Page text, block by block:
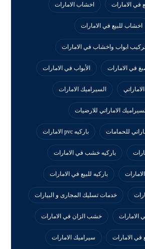
في الامارات اخشاب الامارات
اخشاب للبيع في الامارات
ابواب واخشاب في الامارات
في الامارات الأبواب في الامارات
الاماراتي السيراميك الامارات
الاماراتي للارضيات
للحمامات باركيه pvc الامارات
باركيه خشب في الامارات
باركيه للبيع في الامارات
خدمات تسليك المجارى و البيارات
الامارات خشب الزان في الامارات
الامارات سيراميك الامارات